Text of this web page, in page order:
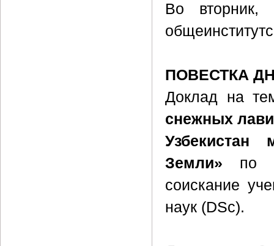
Во вторник,
ПОВЕСТКА
Доклад на
снежных
Узбекистан
Земли» по
соискание
наук (DSc).